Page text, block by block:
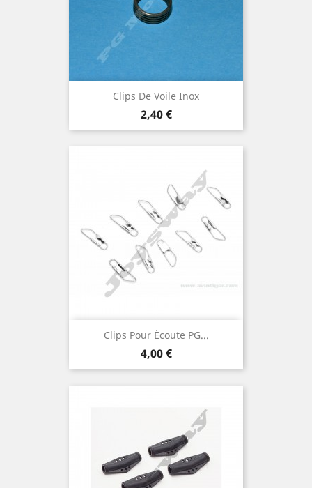
Clips De Voile Inox
Prix
2,40 €
Clips Pour Écoute PG...
Prix
4,00 €